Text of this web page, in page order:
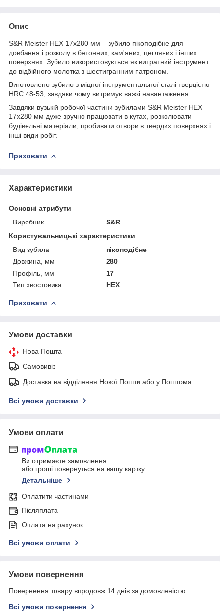
Опис
S&R Meister HEX 17x280 мм – зубило пікоподібне для
довбання і розколу в бетонних, кам'яних, цегляних і інших
поверхнях. Зубило використовується як витратний інструмент
до відбійного молотка з шестигранним патроном.
Виготовлено зубило з міцної інструментальної сталі твердістю
HRC 48-53, завдяки чому витримує важкі навантаження.
Завдяки вузькій робочої частини зубилами S&R Meister HEX
17x280 мм дуже зручно працювати в кутах, розколювати
будівельні матеріали, пробивати отвори в твердих поверхнях і
інші види робіт.
Приховати
Характеристики
Основні атрибути
Виробник
S&R
Користувальницькі характеристики
Вид зубила
пікоподібне
Довжина, мм
280
Профіль, мм
17
Тип хвостовика
HEX
Приховати
Умови доставки
Нова Пошта
Самовивіз
Доставка на відділення Нової Пошти або у Поштомат
Всі умови доставки
Умови оплати
Ви отримаєте замовлення
або гроші повернуться на вашу картку
Детальніше
Оплатити частинами
Післяплата
Оплата на рахунок
Всі умови оплати
Умови повернення
Повернення товару впродовж 14 днів за домовленістю
Всі умови повернення